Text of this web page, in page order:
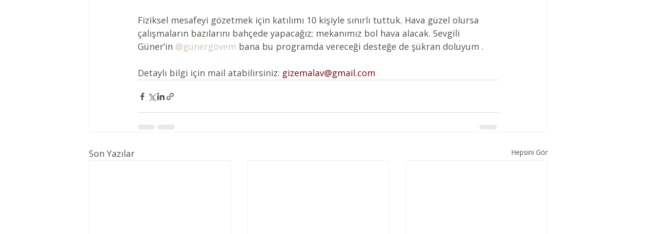
Fiziksel mesafeyi gözetmek için katılımı 10 kişiyle sınırlı tuttuk. Hava güzel olursa
çalışmaların bazılarını bahçede yapacağız; mekanımız bol hava alacak. Sevgili
Güner’in @gunergovem bana bu programda vereceği desteğe de şükran doluyum .
Detaylı bilgi için mail atabilirsiniz: gizemalav@gmail.com
Son Yazılar Hepsini Gör